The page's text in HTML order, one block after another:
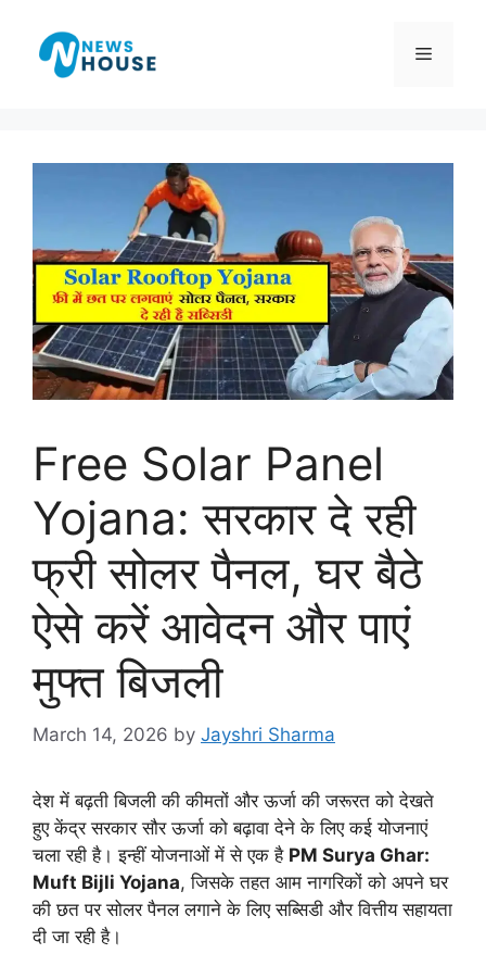
content
Menu
Free Solar Panel
Yojana: सरकार दे रही
फ्री सोलर पैनल, घर बैठे
ऐसे करें आवेदन और पाएं
मुफ्त बिजली
March 14, 2026 by Jayshri Sharma
देश में बढ़ती बिजली की कीमतों और ऊर्जा की जरूरत को देखते
हुए केंद्र सरकार सौर ऊर्जा को बढ़ावा देने के लिए कई योजनाएं
चला रही है। इन्हीं योजनाओं में से एक है PM Surya Ghar:
Muft Bijli Yojana, जिसके तहत आम नागरिकों को अपने घर
की छत पर सोलर पैनल लगाने के लिए सब्सिडी और वित्तीय सहायता
दी जा रही है।